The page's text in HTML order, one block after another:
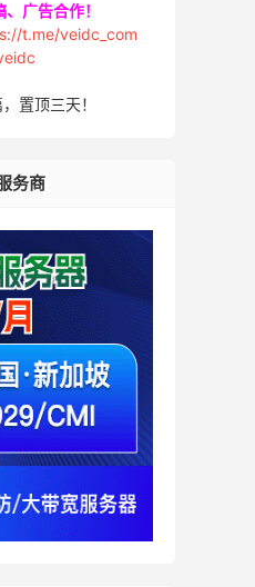
广告合作！
t.me/veidc_com
置顶三天！
务商